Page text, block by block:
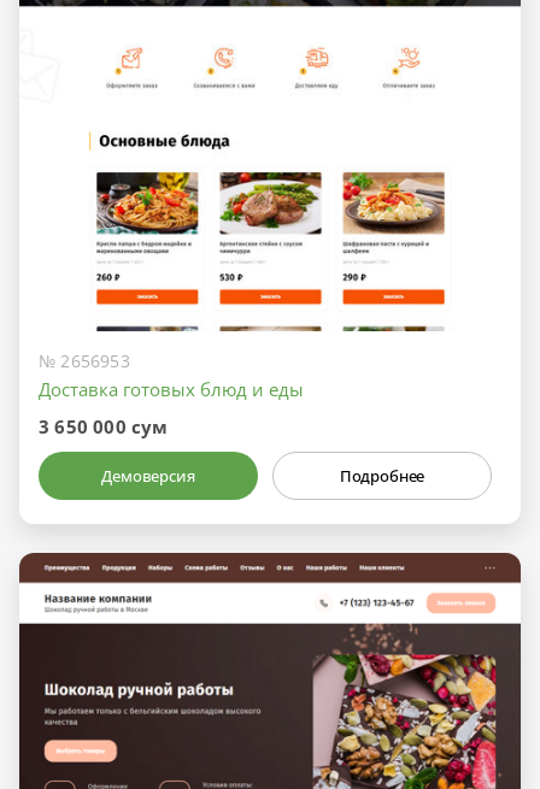
№ 2656953
Доставка готовых блюд и еды
3 650 000 сум
Демоверсия Подробнее